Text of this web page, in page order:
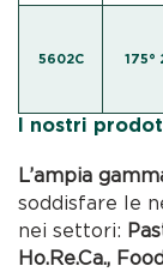
5602C 175°
I nostri
L’ampia
soddisfare le
nei settori:
Ho.Re.Ca.,